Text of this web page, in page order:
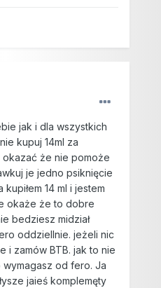
jak i dla wszystkich
kupuj 14ml za
że nie pomoże
je jedno psiknięcie
kupiłem 14 ml i jestem
okaże że to dobre
bedziesz midział
oddziellnie. jeżeli nic
i zamów BTB. jak to nie
od fero. Ja
jaieś komplemęty